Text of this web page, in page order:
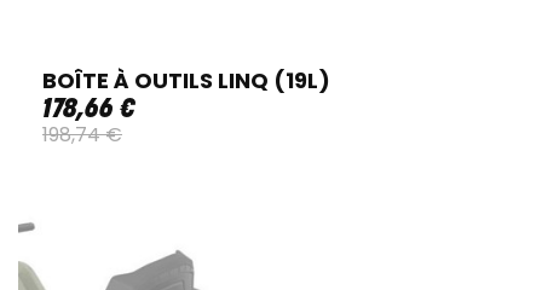
BOÎTE À OUTILS LINQ (19L)
178,66 €
198,74€